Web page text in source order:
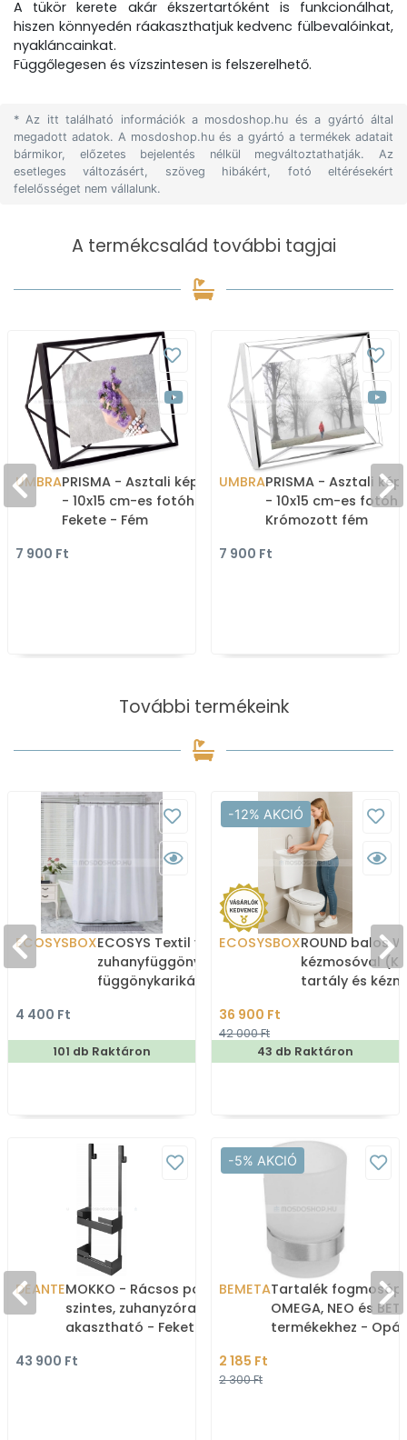
A tükör kerete akár ékszertartóként is funkcionálhat,
hiszen könnyedén ráakaszthatjuk kedvenc fülbevalóinkat,
nyakláncainkat.
Függőlegesen és vízszintesen is felszerelhető.
* Az itt található információk a mosdoshop.hu és a gyártó által
megadott adatok. A mosdoshop.hu és a gyártó a termékek adatait
bármikor, előzetes bejelentés nélkül megváltoztathatják. Az
esetleges változásért, szöveg hibákért, fotó eltérésekért
felelősséget nem vállalunk.
A termékcsalád további tagjai
UMBRAPRISMA - Asztali képkeret
- 10x15 cm-es fotóhoz -
Fekete - Fém
7 900 Ft
UMBRAPRISMA - Asztali
- 10x15 cm-es
Krómozott fém
7 900 Ft
További termékeink
ECOSYSBOXECOSYS Textil varrott
zuhanyfüggöny 12db
függönykarikával
Zuhanyfüggöny textil
4 400 Ft
101 db Raktáron
-12% AKCIÓ
ECOSYSBOXROUND balos
kézmosóval
tartály és
36 900 Ft
42 000 Ft
43 db Raktáron
DEANTEMOKKO - Rácsos polc, 2
szintes, zuhanyzóra
akasztható - Fekete inox
43 900 Ft
-5% AKCIÓ
BEMETATartalék
OMEGA, NEO és
termékekhez -
2 185 Ft
2 300 Ft